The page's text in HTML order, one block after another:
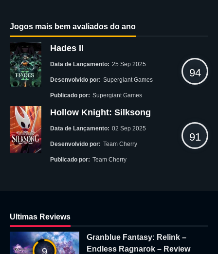
Jogos mais bem avaliados do ano
Hades II
Data de Lançamento: 25 Sep 2025
Desenvolvido por: Supergiant Games
Publicado por: Supergiant Games
94
Hollow Knight: Silksong
Data de Lançamento: 02 Sep 2025
Desenvolvido por: Team Cherry
Publicado por: Team Cherry
91
Ultimas Reviews
9
Granblue Fantasy: Relink –
Endless Ragnarok – Review